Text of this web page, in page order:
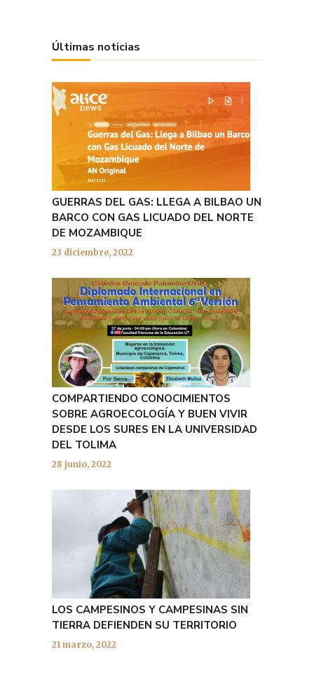
Últimas noticias
GUERRAS DEL GAS: LLEGA A BILBAO UN
BARCO CON GAS LICUADO DEL NORTE
DE MOZAMBIQUE
23 diciembre, 2022
COMPARTIENDO CONOCIMIENTOS
SOBRE AGROECOLOGÍA Y BUEN VIVIR
DESDE LOS SURES EN LA UNIVERSIDAD
DEL TOLIMA
28 junio, 2022
LOS CAMPESINOS Y CAMPESINAS SIN
TIERRA DEFIENDEN SU TERRITORIO
21 marzo, 2022